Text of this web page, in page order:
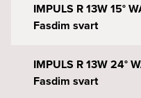
IMPULS R 13W 15°
Fasdim svart
IMPULS R 13W 24°
Fasdim svart